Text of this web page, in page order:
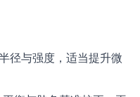
径与强度，适当提升微